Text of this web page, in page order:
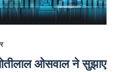
ओसवाल ने सुझाए